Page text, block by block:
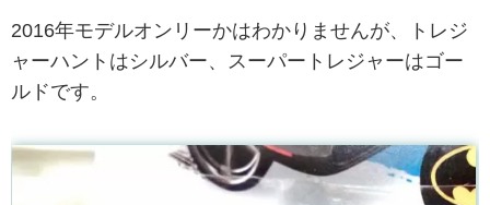
2016年モデルオンリーかはわかりませんが、トレジ
ャーハントはシルバー、スーパートレジャーはゴー
ルドです。